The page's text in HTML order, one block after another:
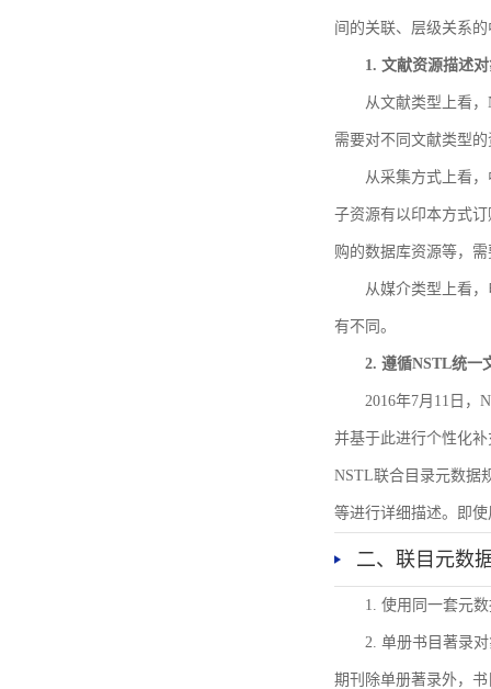
间的关联、层级关系
1. 文献资源描述
从文献类型上看
需要对不同文献类型
从采集方式上看
子资源有以印本方式
购的数据库资源等，
从媒介类型上看
有不同。
2. 遵循NSTL统一
2016年7月11日，
并基于此进行个性化
NSTL联合目录元数据
等进行详细描述。即
二、联目元数
1. 使用同一套元
2. 单册书目著录
期刊除单册著录外，